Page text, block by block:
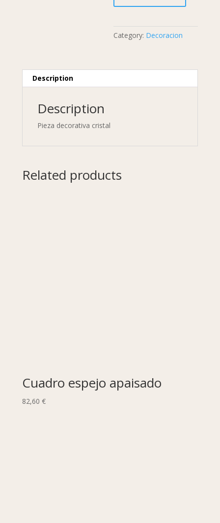
Category: Decoracion
Description
Description
Pieza decorativa cristal
Related products
Cuadro espejo apaisado
82,60 €